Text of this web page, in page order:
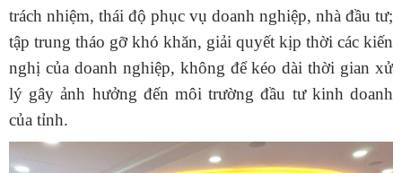
trách nhiệm, thái độ phục vụ doanh nghiệp, nhà đầu tư;
tập trung tháo gỡ khó khăn, giải quyết kịp thời các kiến
nghị của doanh nghiệp, không để kéo dài thời gian xử
lý gây ảnh hưởng đến môi trường đầu tư kinh doanh
của tỉnh.